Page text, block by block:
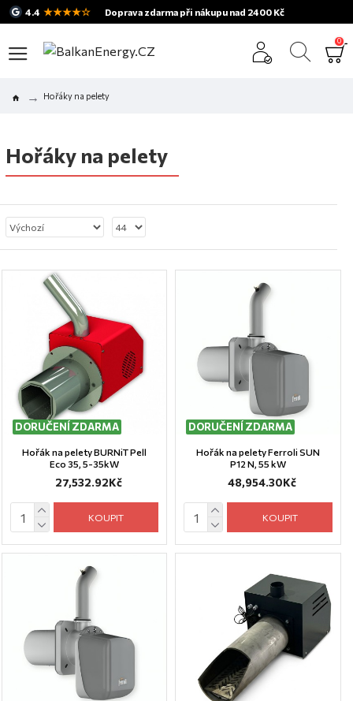
4.4 ★★★★☆ Doprava zdarma při nákupu nad 2400 Kč
0
Hořáky na pelety
Hořáky na pelety
POSLEDNÍ KUSY
DORUČENÍ ZDARMA
Hořák na pelety BURNiT Pell
Eco 35, 5-35kW
27,532.92Kč
KOUPIT
DORUČENÍ ZDARMA
Hořák na pelety Ferroli SUN
P12 N, 55 kW
48,954.30Kč
KOUPIT